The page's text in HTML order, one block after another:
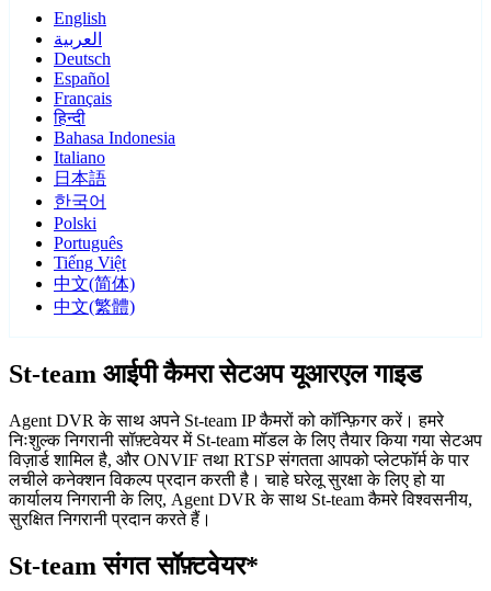
English
العربية
Deutsch
Español
Français
हिन्दी
Bahasa Indonesia
Italiano
日本語
한국어
Polski
Português
Tiếng Việt
中文(简体)
中文(繁體)
St-team आईपी कैमरा सेटअप यूआरएल गाइड
Agent DVR के साथ अपने St-team IP कैमरों को कॉन्फ़िगर करें। हमरे
निःशुल्क निगरानी सॉफ़्टवेयर में St-team मॉडल के लिए तैयार किया गया सेटअप
विज़ार्ड शामिल है, और ONVIF तथा RTSP संगतता आपको प्लेटफॉर्म के पार
लचीले कनेक्शन विकल्प प्रदान करती है। चाहे घरेलू सुरक्षा के लिए हो या
कार्यालय निगरानी के लिए, Agent DVR के साथ St-team कैमरे विश्वसनीय,
सुरक्षित निगरानी प्रदान करते हैं।
St-team संगत सॉफ़्टवेयर*